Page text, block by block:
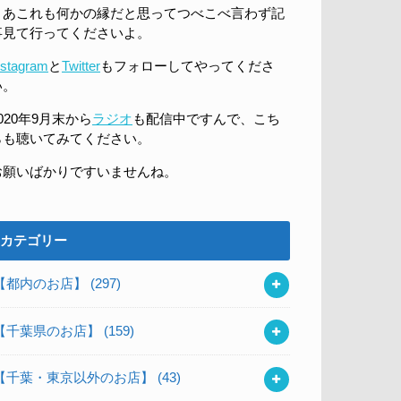
あこれも何かの縁だと思ってつべこべ言わず記
て行ってくださいよ。
とTwitterもフォローしてやってくださ
年9月末からラジオも配信中ですんで、こち
聴いてみてください。
いばかりですいませんね。
カテゴリー
都内のお店】 (297)
千葉県のお店】 (159)
千葉・東京以外のお店】 (43)